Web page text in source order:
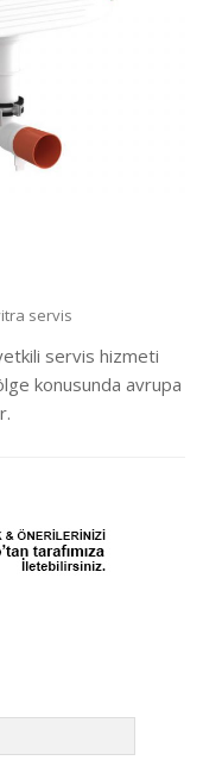
servis
servis hizmeti
konusunda avrupa